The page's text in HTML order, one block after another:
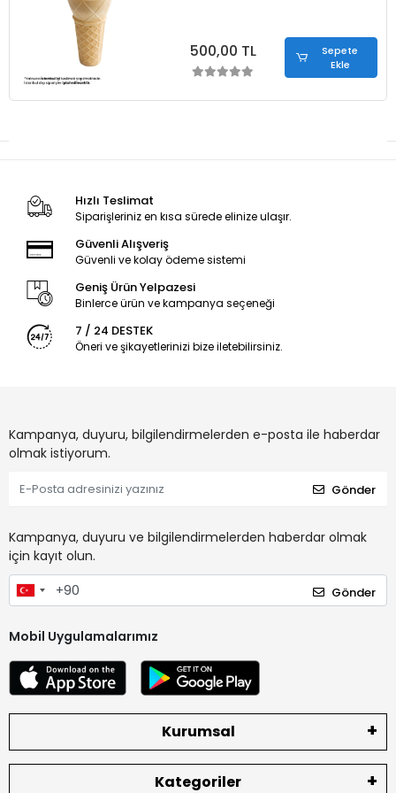
500,00 TL
Sepete
Ekle
Hızlı Teslimat
Siparişleriniz en kısa sürede elinize ulaşır.
Güvenli Alışveriş
Güvenli ve kolay ödeme sistemi
Geniş Ürün Yelpazesi
Binlerce ürün ve kampanya seçeneği
7 / 24 DESTEK
Öneri ve şikayetlerinizi bize iletebilirsiniz.
Kampanya, duyuru, bilgilendirmelerden e-posta ile haberdar
olmak istiyorum.
Gönder
Kampanya, duyuru ve bilgilendirmelerden haberdar olmak
için kayıt olun.
Gönder
Mobil Uygulamalarımız
Kurumsal
Kategoriler